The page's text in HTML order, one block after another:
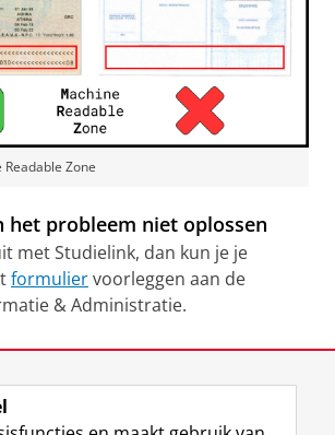
Zone
het probleem niet oplossen
met Studielink, dan kun je je
formuliervoorleggen aan de
& Administratie.
English